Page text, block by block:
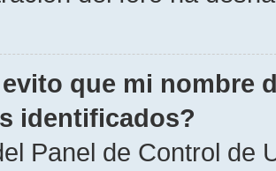
que mi nombre
identificados?
Panel de Control de